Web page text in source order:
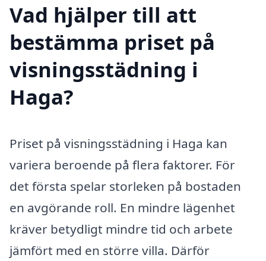
Vad hjälper till att
bestämma priset på
visningsstädning i
Haga?
Priset på visningsstädning i Haga kan
variera beroende på flera faktorer. För
det första spelar storleken på bostaden
en avgörande roll. En mindre lägenhet
kräver betydligt mindre tid och arbete
jämfört med en större villa. Därför